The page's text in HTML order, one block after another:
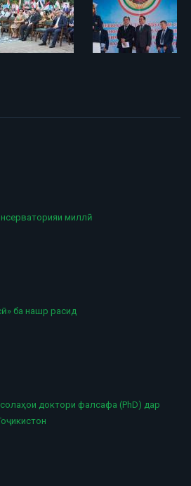
миллӣ
ба нашр расид
доктори фалсафа (PhD) дар